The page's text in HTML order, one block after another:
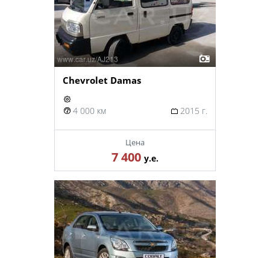
Chevrolet Damas
4 000 км 2015 г.
Цена
7 400 у.е.